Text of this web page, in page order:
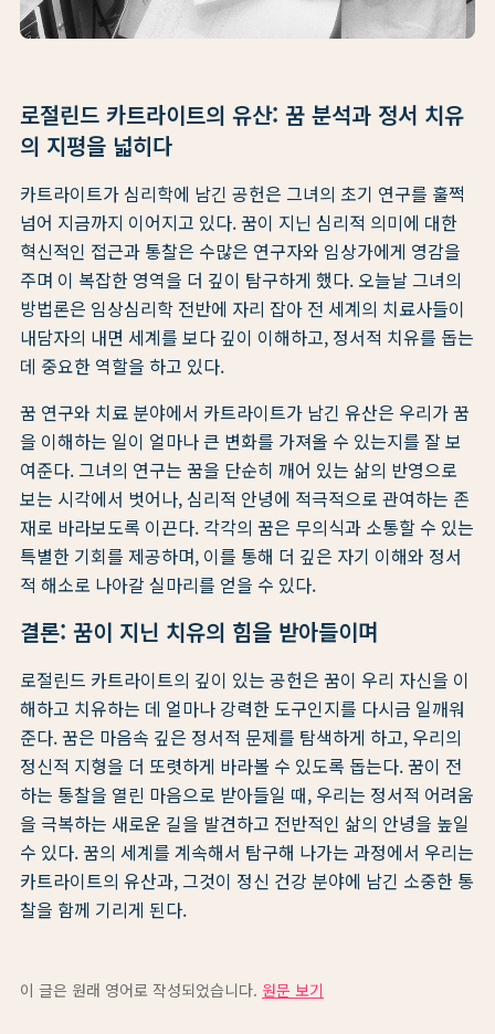
로절린드 카트라이트의 유산: 꿈 분석과 정서 치유
의 지평을 넓히다
카트라이트가 심리학에 남긴 공헌은 그녀의 초기 연구를 훌쩍
넘어 지금까지 이어지고 있다. 꿈이 지닌 심리적 의미에 대한
혁신적인 접근과 통찰은 수많은 연구자와 임상가에게 영감을
주며 이 복잡한 영역을 더 깊이 탐구하게 했다. 오늘날 그녀의
방법론은 임상심리학 전반에 자리 잡아 전 세계의 치료사들이
내담자의 내면 세계를 보다 깊이 이해하고, 정서적 치유를 돕는
데 중요한 역할을 하고 있다.
꿈 연구와 치료 분야에서 카트라이트가 남긴 유산은 우리가 꿈
을 이해하는 일이 얼마나 큰 변화를 가져올 수 있는지를 잘 보
여준다. 그녀의 연구는 꿈을 단순히 깨어 있는 삶의 반영으로
보는 시각에서 벗어나, 심리적 안녕에 적극적으로 관여하는 존
재로 바라보도록 이끈다. 각각의 꿈은 무의식과 소통할 수 있는
특별한 기회를 제공하며, 이를 통해 더 깊은 자기 이해와 정서
적 해소로 나아갈 실마리를 얻을 수 있다.
결론: 꿈이 지닌 치유의 힘을 받아들이며
로절린드 카트라이트의 깊이 있는 공헌은 꿈이 우리 자신을 이
해하고 치유하는 데 얼마나 강력한 도구인지를 다시금 일깨워
준다. 꿈은 마음속 깊은 정서적 문제를 탐색하게 하고, 우리의
정신적 지형을 더 또렷하게 바라볼 수 있도록 돕는다. 꿈이 전
하는 통찰을 열린 마음으로 받아들일 때, 우리는 정서적 어려움
을 극복하는 새로운 길을 발견하고 전반적인 삶의 안녕을 높일
수 있다. 꿈의 세계를 계속해서 탐구해 나가는 과정에서 우리는
카트라이트의 유산과, 그것이 정신 건강 분야에 남긴 소중한 통
찰을 함께 기리게 된다.
이 글은 원래 영어로 작성되었습니다. 원문 보기